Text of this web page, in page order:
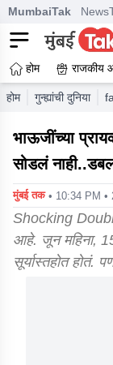
MumbaiTak
होम राजकीय
होम गुन्ह्यांची दुनिया
भाऊजींच्या
सोडलं
मुंबई तक • 10:34 PM •
Shocking
आहे. जून महिना,
सूर्यास्तहोत होतं.